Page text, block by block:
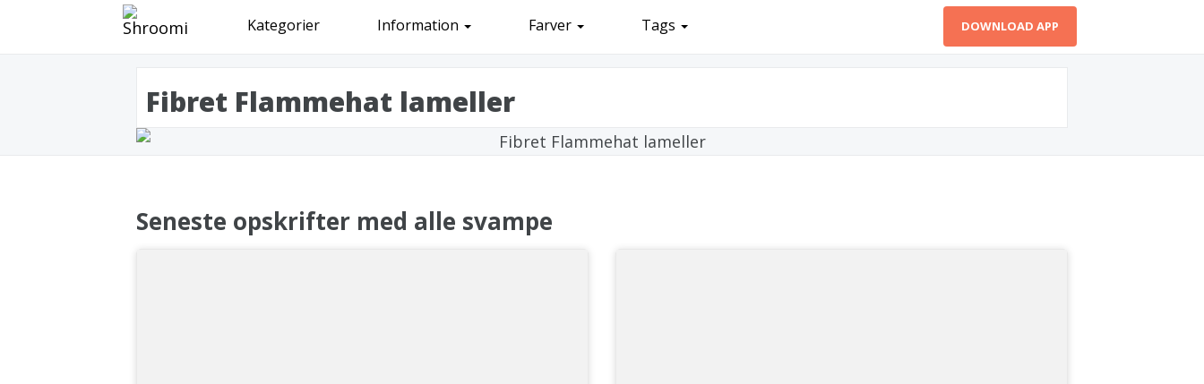
Kategorier Information Farver Tags DOWNLOAD APP
Fibret Flammehat lameller
Seneste opskrifter med alle svampe